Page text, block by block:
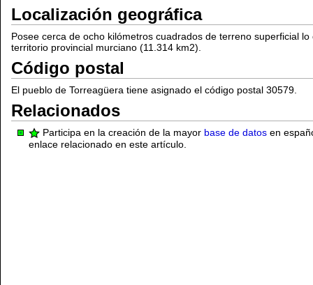
Localización geográfica
Posee cerca de ocho kilómetros cuadrados de terreno superficial
territorio provincial murciano (11.314 km2).
Código postal
El pueblo de Torreagüera tiene asignado el código postal 30579.
Relacionados
Participa en la creación de la mayor base de datos en
enlace relacionado en este artículo.